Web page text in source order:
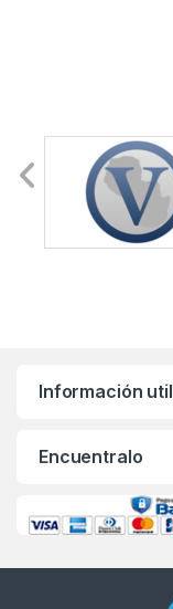
Información util
Encuentralo